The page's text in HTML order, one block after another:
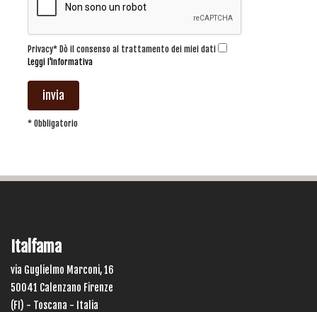
Privacy* Dò il consenso al trattamento dei miei dati
Leggi l'informativa
invia
* Obbligatorio
Italfama
via Guglielmo Marconi, 16
50041 Calenzano Firenze
(FI) - Toscana - Italia